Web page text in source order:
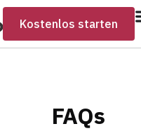
Kostenlos starten
FAQs